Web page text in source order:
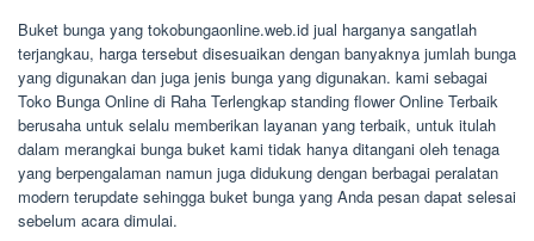
Buket bunga yang tokobungaonline.web.id jual harganya sangatlah
terjangkau, harga tersebut disesuaikan dengan banyaknya jumlah bunga
yang digunakan dan juga jenis bunga yang digunakan. kami sebagai
Toko Bunga Online di Raha Terlengkap standing flower Online Terbaik
berusaha untuk selalu memberikan layanan yang terbaik, untuk itulah
dalam merangkai bunga buket kami tidak hanya ditangani oleh tenaga
yang berpengalaman namun juga didukung dengan berbagai peralatan
modern terupdate sehingga buket bunga yang Anda pesan dapat selesai
sebelum acara dimulai.